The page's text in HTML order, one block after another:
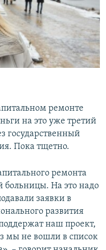
ремонте
на это уже третий
государственный
Пока тщетно.
ремонта
больницы. На это надо
заявки в
развития
наш проект,
мы не вошли в список